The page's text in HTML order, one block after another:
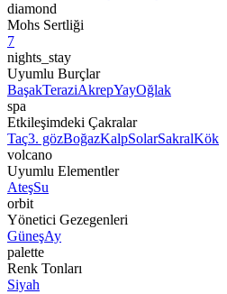
diamond
Mohs Sertliği
7
nights_stay
Uyumlu Burçlar
BaşakTeraziAkrepYayOğlak
spa
Etkileşimdeki Çakralar
Taç3. gözBoğazKalpSolarSakralKök
volcano
Uyumlu Elementler
AteşSu
orbit
Yönetici Gezegenleri
GüneşAy
palette
Renk Tonları
Siyah